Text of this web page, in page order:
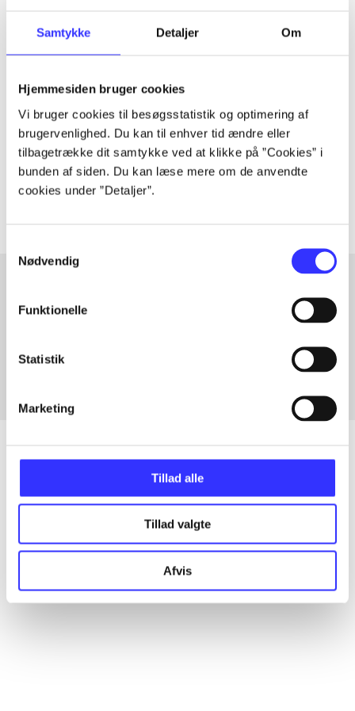
Samtykke Detaljer Om
Hjemmesiden bruger cookies
Vi bruger cookies til besøgsstatistik og optimering af
brugervenlighed. Du kan til enhver tid ændre eller
tilbagetrække dit samtykke ved at klikke på ”Cookies” i
bunden af siden. Du kan læse mere om de anvendte
cookies under ”Detaljer”.
Nødvendig
Funktionelle
Statistik
Marketing
Tillad alle
Tillad valgte
Afvis
Artiklen er en del af
lorem ipsum dolor sit amet ...
Tidsskrift
Artiklerne i handler ofte om
Artikler med samme emner
Artikler
Alle registrerede artikler fordelt på udgivelser